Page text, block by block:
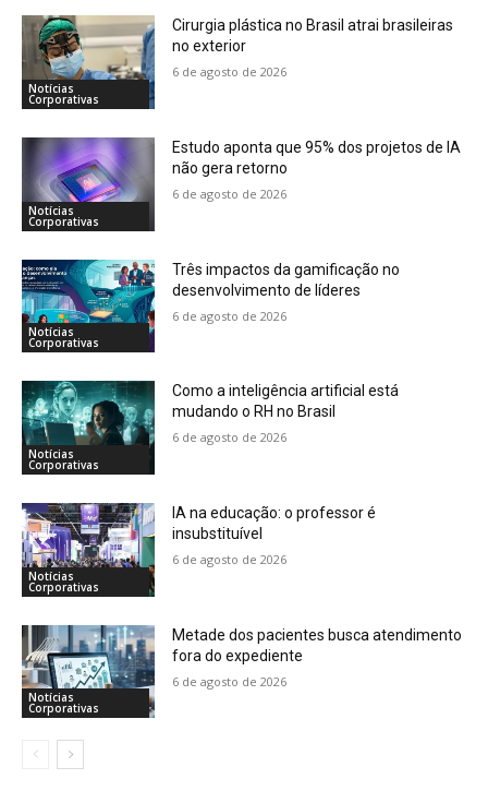
Notícias
Corporativas
Cirurgia plástica no Brasil atrai brasileiras
no exterior
6 de agosto de 2026
Notícias
Corporativas
Estudo aponta que 95% dos projetos de IA
não gera retorno
6 de agosto de 2026
Notícias
Corporativas
Três impactos da gamificação no
desenvolvimento de líderes
6 de agosto de 2026
Notícias
Corporativas
Como a inteligência artificial está
mudando o RH no Brasil
6 de agosto de 2026
Notícias
Corporativas
IA na educação: o professor é
insubstituível
6 de agosto de 2026
Notícias
Corporativas
Metade dos pacientes busca atendimento
fora do expediente
6 de agosto de 2026